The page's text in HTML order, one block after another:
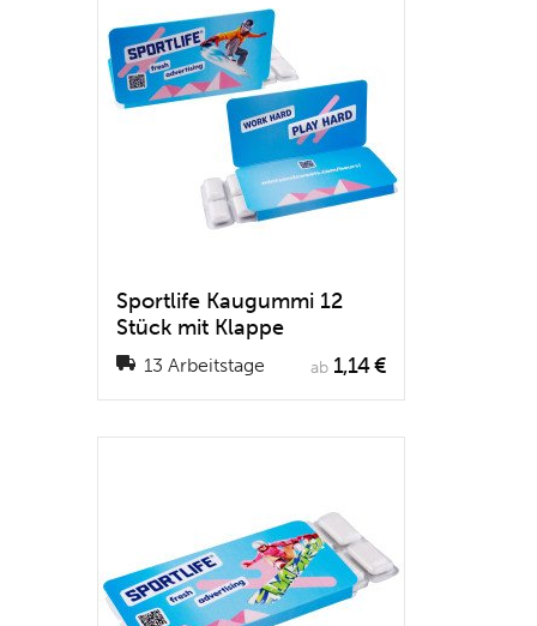
Sportlife Kaugummi 12
Stück mit Klappe
13 Arbeitstage ab 1,14 €